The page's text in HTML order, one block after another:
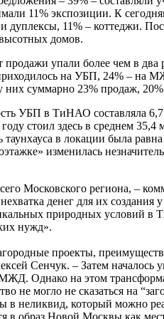
11% экспозиции. К
11% – коттеджи.
высотных домов.
упали более чем в два
на УБП, 24% –
них суммарно 23% продаж,
УБП в ТиНАО составляла
стоил здесь в среднем 35,4
в локации была
изменилась
Московского региона, –
денег для их создания
природных условий в
нужд».
проекты,
Сенчук. – Затем началось
Однако на этом
не могло не сказаться на
неликвид, который можно
в образ Новой Москвы как